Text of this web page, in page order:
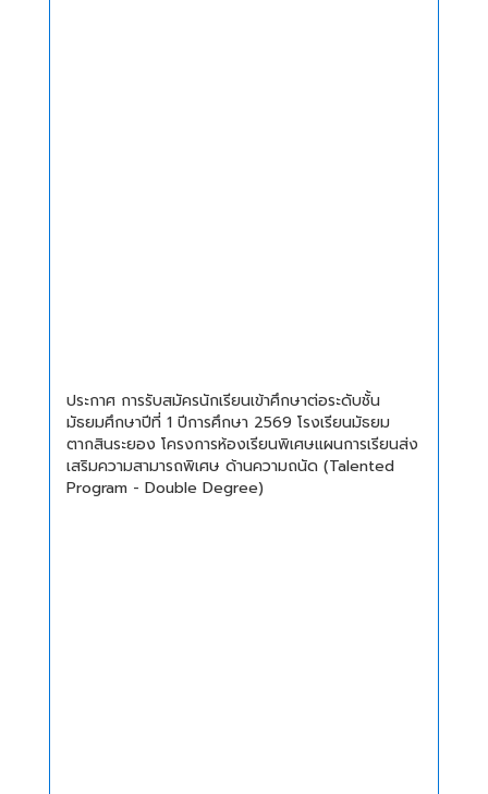
ประกาศ การรับสมัครนักเรียนเข้าศึกษาต่อระดับชั้น
มัธยมศึกษาปีที่ 1 ปีการศึกษา 2569 โรงเรียนมัธยม
ตากสินระยอง โครงการห้องเรียนพิเศษแผนการเรียนส่ง
เสริมความสามารถพิเศษ ด้านความถนัด (Talented
Program - Double Degree)